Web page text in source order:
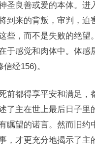
圣良善或爱的本体。进
到来的背叛，审判，迫
些，而不是失败的绝望
于感觉和肉体中。体感
经156)。
前都得享平安和满足，
了主在世上最后日子里
瞩望的诺言。然而旧约
，才更充分地揭示了主